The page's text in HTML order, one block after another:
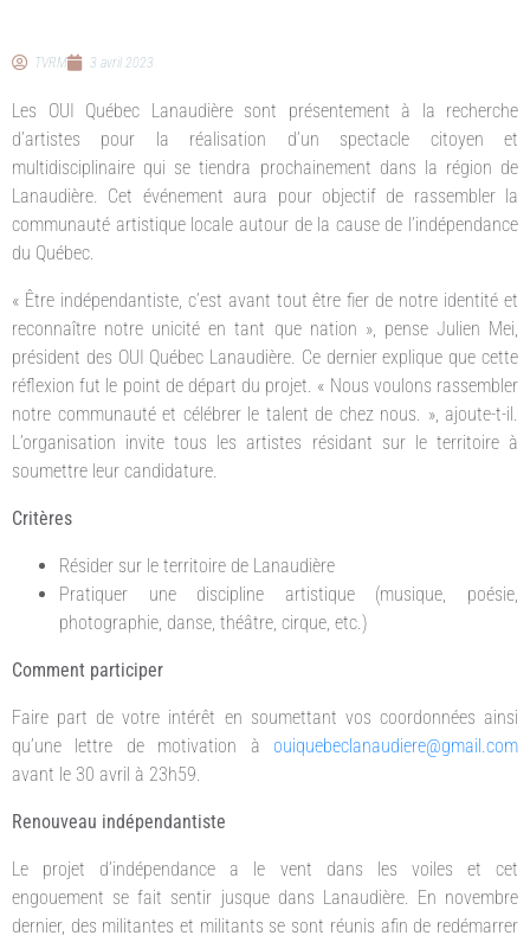
TVRM 3 avril 2023
Les OUI Québec Lanaudière sont présentement à la recherche
d’artistes pour la réalisation d’un spectacle citoyen et
multidisciplinaire qui se tiendra prochainement dans la région de
Lanaudière. Cet événement aura pour objectif de rassembler la
communauté artistique locale autour de la cause de l’indépendance
du Québec.
« Être indépendantiste, c’est avant tout être fier de notre identité et
reconnaître notre unicité en tant que nation », pense Julien Mei,
président des OUI Québec Lanaudière. Ce dernier explique que cette
réflexion fut le point de départ du projet. « Nous voulons rassembler
notre communauté et célébrer le talent de chez nous. », ajoute-t-il.
L’organisation invite tous les artistes résidant sur le territoire à
soumettre leur candidature.
Critères
Résider sur le territoire de Lanaudière
Pratiquer une discipline artistique (musique, poésie,
photographie, danse, théâtre, cirque, etc.)
Comment participer
Faire part de votre intérêt en soumettant vos coordonnées ainsi
qu’une lettre de motivation à ouiquebeclanaudiere@gmail.com
avant le 30 avril à 23h59.
Renouveau indépendantiste
Le projet d’indépendance a le vent dans les voiles et cet
engouement se fait sentir jusque dans Lanaudière. En novembre
dernier, des militantes et militants se sont réunis afin de redémarrer